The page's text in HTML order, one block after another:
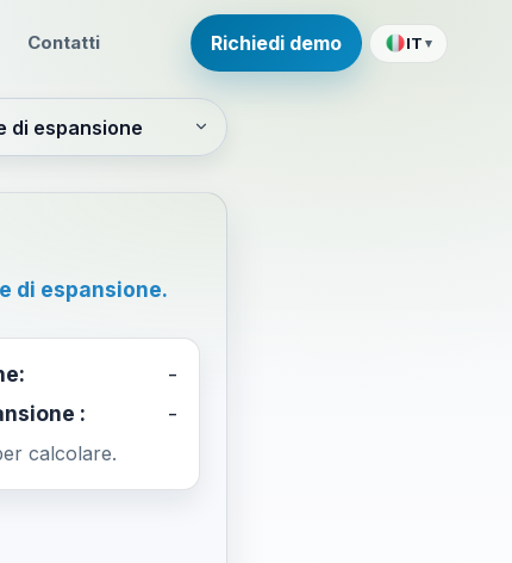
Contatti Richiedi demo IT ▾
di espansione.
-
:
-
calcolare.